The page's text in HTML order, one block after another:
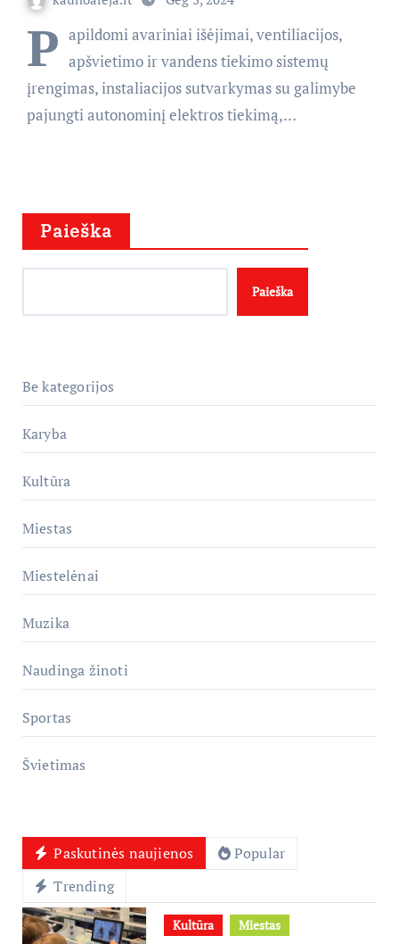
P apildomi avariniai išėjimai, ventiliacijos,
apšvietimo ir vandens tiekimo sistemų
įrengimas, instaliacijos sutvarkymas su galimybe
pajungti autonominį elektros tiekimą,…
Paieška
Paieška
Be kategorijos
Karyba
Kultūra
Miestas
Miestelėnai
Muzika
Naudinga žinoti
Sportas
Švietimas
Paskutinės naujienos
Popular
Trending
Kultūra Miestas